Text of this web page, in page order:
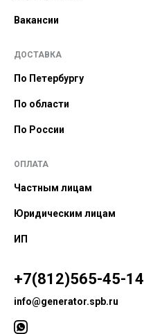
Вакансии
ДОСТАВКА
По Петербургу
По области
По России
ОПЛАТА
Частным лицам
Юридическим лицам
ИП
+7(812)565-45-14
info@generator.spb.ru